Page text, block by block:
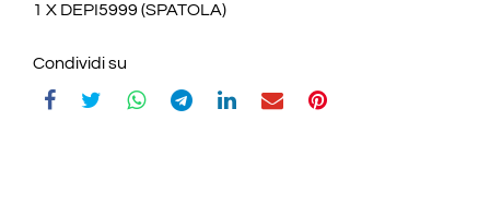
1 X DEPI5999 (SPATOLA)
Condividi su